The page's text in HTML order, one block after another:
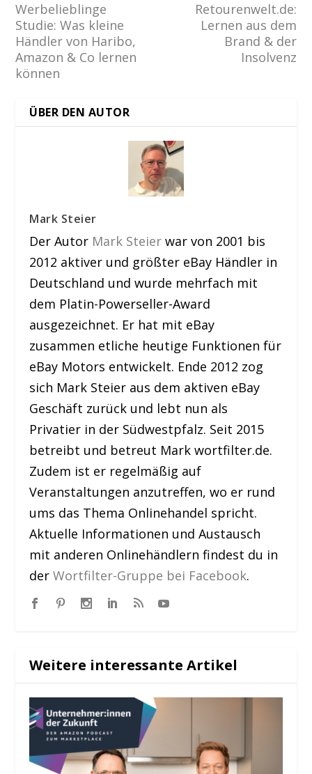
Werbelieblinge
Studie: Was kleine
Händler von Haribo,
Amazon & Co lernen
können
Retourenwelt.de:
Lernen aus dem
Brand & der
Insolvenz
ÜBER DEN AUTOR
Mark Steier
Der Autor Mark Steier war von 2001 bis
2012 aktiver und größter eBay Händler in
Deutschland und wurde mehrfach mit
dem Platin-Powerseller-Award
ausgezeichnet. Er hat mit eBay
zusammen etliche heutige Funktionen für
eBay Motors entwickelt. Ende 2012 zog
sich Mark Steier aus dem aktiven eBay
Geschäft zurück und lebt nun als
Privatier in der Südwestpfalz. Seit 2015
betreibt und betreut Mark wortfilter.de.
Zudem ist er regelmäßig auf
Veranstaltungen anzutreffen, wo er rund
ums das Thema Onlinehandel spricht.
Aktuelle Informationen und Austausch
mit anderen Onlinehändlern findest du in
derWortfilter-Gruppe bei Facebook.
Weitere interessante Artikel